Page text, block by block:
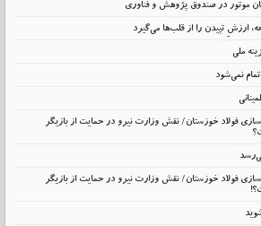
موتور در صندوق پژوهش و فناوری
ارزشِ تپیدن را از قلب‌ها می‌گیرد
ملی
نمی‌شود
فولاد خوزستان/ نقش وزارت نیرو در حمایت از بازیگر
فولاد خوزستان/ نقش وزارت نیرو در حمایت از بازیگر